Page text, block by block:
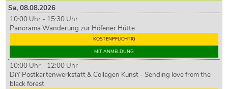
Sa,08.08.2026
10:00 Uhr - 15:30 Uhr
Panorama Wanderung zur Höfener Hütte
KOSTENPFLICHTIG
MIT ANMELDUNG
10:00 Uhr - 12:00 Uhr
DiY Postkartenwerkstatt & Collagen Kunst - Sending love from the
black forest